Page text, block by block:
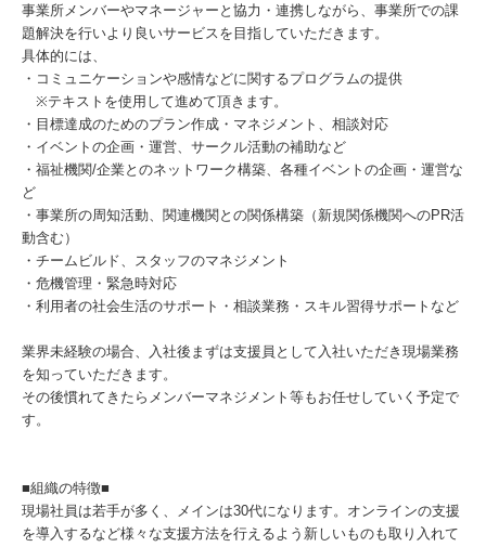
事業所メンバーやマネージャーと協力・連携しながら、事業所での課
題解決を行いより良いサービスを目指していただきます。
具体的には、
・コミュニケーションや感情などに関するプログラムの提供
※テキストを使用して進めて頂きます。
・目標達成のためのプラン作成・マネジメント、相談対応
・イベントの企画・運営、サークル活動の補助など
・福祉機関/企業とのネットワーク構築、各種イベントの企画・運営な
ど
・事業所の周知活動、関連機関との関係構築（新規関係機関へのPR活
動含む）
・チームビルド、スタッフのマネジメント
・危機管理・緊急時対応
・利用者の社会生活のサポート・相談業務・スキル習得サポートなど
業界未経験の場合、入社後まずは支援員として入社いただき現場業務
を知っていただきます。
その後慣れてきたらメンバーマネジメント等もお任せしていく予定で
す。
■組織の特徴■
現場社員は若手が多く、メインは30代になります。オンラインの支援
を導入するなど様々な支援方法を行えるよう新しいものも取り入れて